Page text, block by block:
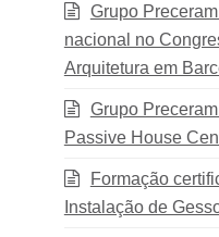
Grupo
nacional no
Arquitetura em
Grupo
Passive House
Formação
Instalação de